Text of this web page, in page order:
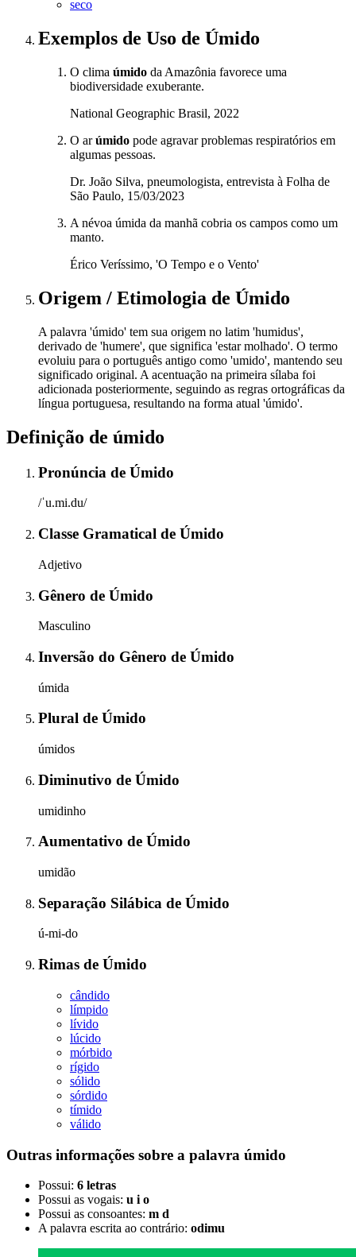
seco
Exemplos de Uso de Úmido
O clima úmido da Amazônia favorece uma
biodiversidade exuberante.
National Geographic Brasil, 2022
O arúmido pode agravar problemas respiratórios em
algumas pessoas.
Dr. João Silva, pneumologista, entrevista à Folha de
São Paulo, 15/03/2023
A névoa úmida da manhã cobria os campos como um
manto.
Érico Veríssimo, 'O Tempo e o Vento'
Origem / Etimologia de Úmido
A palavra 'úmido' tem sua origem no latim 'humidus',
derivado de 'humere', que significa 'estar molhado'. O termo
evoluiu para o português antigo como 'umido', mantendo seu
significado original. A acentuação na primeira sílaba foi
adicionada posteriormente, seguindo as regras ortográficas da
língua portuguesa, resultando na forma atual 'úmido'.
Definição de úmido
Pronúncia de Úmido
/ˈu.mi.du/
Classe Gramatical de Úmido
Adjetivo
Gênero de Úmido
Masculino
Inversão do Gênero de Úmido
úmida
Plural de Úmido
úmidos
Diminutivo de Úmido
umidinho
Aumentativo de Úmido
umidão
Separação Silábica de Úmido
ú-mi-do
Rimas de Úmido
cândido
límpido
lívido
lúcido
mórbido
rígido
sólido
sórdido
tímido
válido
Outras informações sobre a palavra úmido
Possui: 6 letras
Possui as vogais: u i o
Possui as consoantes: m d
A palavra escrita ao contrário: odimu